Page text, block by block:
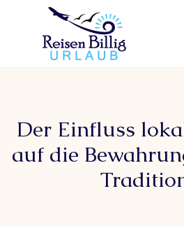
Der Einfluss
auf die